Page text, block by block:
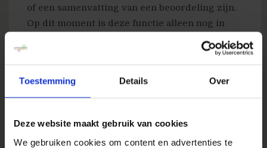
Toestemming Details Over
Deze website maakt gebruik van cookies
We gebruiken cookies om content en advertenties te
of een samenvatting van een beoordeling zijn.
Op dit moment is deze functie alleen nog in
Engelstalige landen beschikbaar in Beta-vorm.